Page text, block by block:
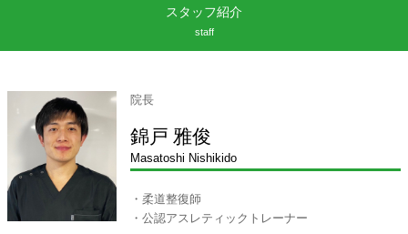
スタッフ紹介
staff
院長
錦戸 雅俊
Masatoshi Nishikido
・柔道整復師
・公認アスレティックトレーナー